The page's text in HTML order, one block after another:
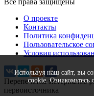
Используя наш сайт, вы
cookie. Ознакомьтесь
О проекте
Контакты
Политика
Пользовательское
Условия
Перепечатка материалов
первоисточника